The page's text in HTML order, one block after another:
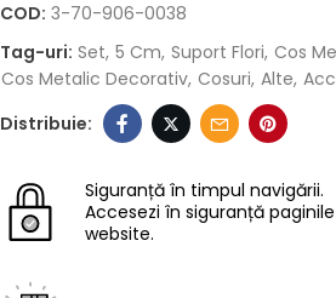
COD: 3-70-906-0038
Tag-uri: Set 5 Cm Suport Flori Cos
Cos Metalic Decorativ Cosuri Alte
Siguranță în timpul navigării.
Accesezi în siguranță
website.